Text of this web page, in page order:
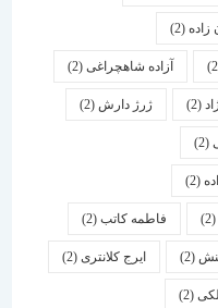
آزاده شاهچراغی(2)
ژرژ دارش (2)
فاطمه کاتب(2)
ایرج کلانتری (2)